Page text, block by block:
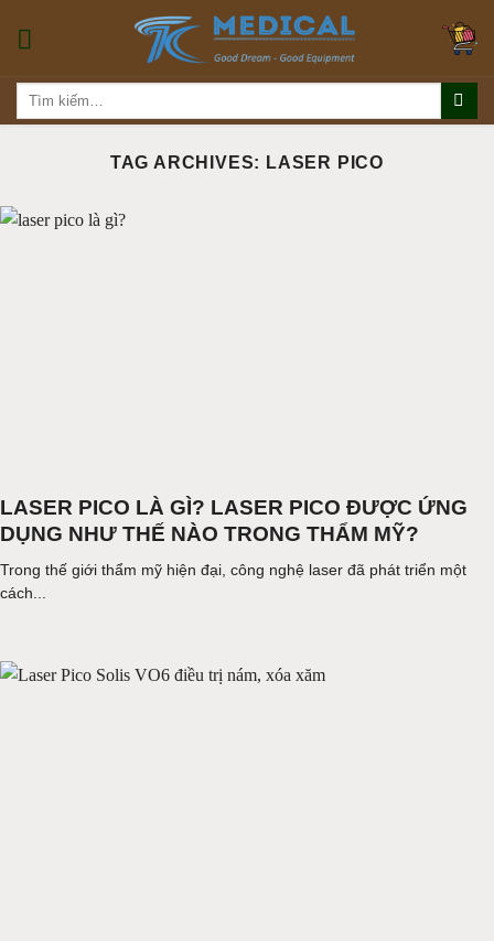
Tìm
TAG ARCHIVES: LASER PICO
LASER PICO LÀ GÌ? LASER PICO ĐƯỢC ỨNG
DỤNG NHƯ THẾ NÀO TRONG THẨM MỸ?
Trong thế giới thẩm mỹ hiện đại, công nghệ laser đã phát triển một
cách...